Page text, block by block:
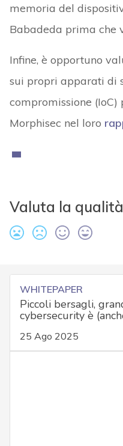
memoria del
Babadeda prima che
Infine, è opportuno
sui propri apparati di
compromissione
Morphisec nel loro
Valuta la
WHITEPAPER
Piccoli bersagli,
cybersecurity è
25 Ago 2025